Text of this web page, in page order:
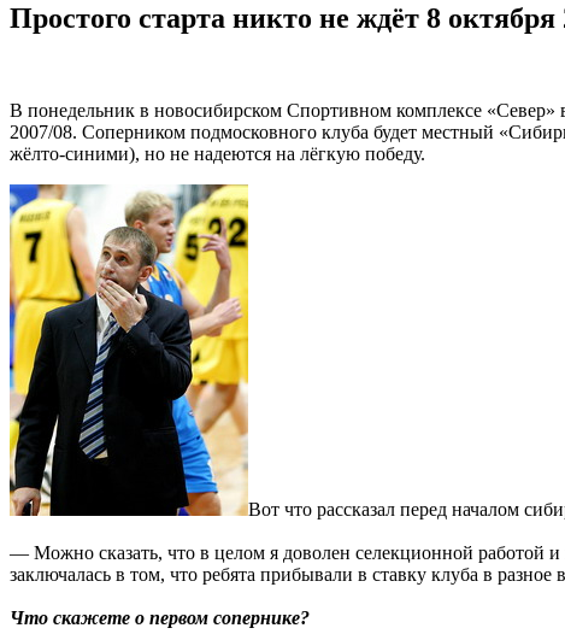
Простого старта никто не ждёт 8 октября
В понедельник в новосибирском Спортивном комплексе
2007/08. Соперником подмосковного клуба будет местный
жёлто-синими), но не надеются на лёгкую победу.
Вот что рассказал перед началом
— Можно сказать, что в целом я доволен селекционной работой
заключалась в том, что ребята прибывали в ставку клуба в
Что скажете о первом сопернике?